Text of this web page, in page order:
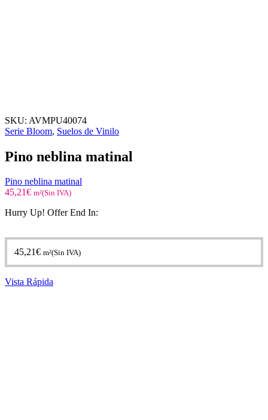
SKU: AVMPU40074
Serie Bloom, Suelos de Vinilo
Pino neblina matinal
Pino neblina matinal
45,21€ m²(Sin IVA)
Hurry Up! Offer End In:
45,21€ m²(Sin IVA)
Vista Rápida